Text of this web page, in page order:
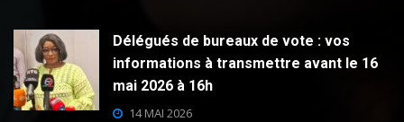
Délégués de bureaux de vote : vos
informations à transmettre avant le 16
mai 2026 à 16h
14 MAI 2026